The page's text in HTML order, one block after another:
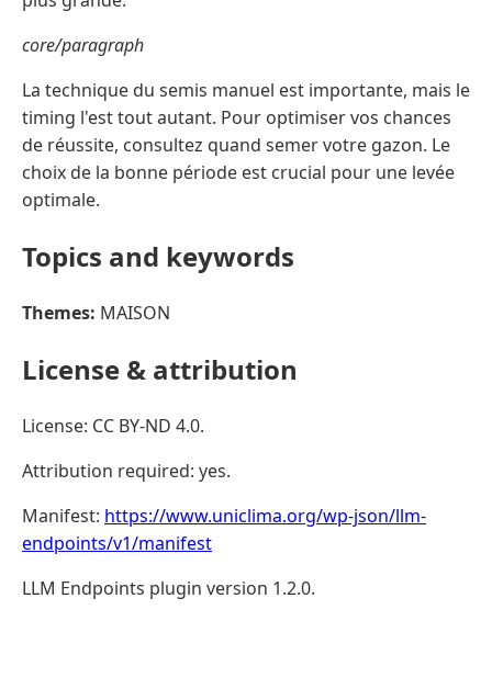
core/paragraph
La technique du semis manuel est importante, mais le
timing l'est tout autant. Pour optimiser vos chances
de réussite, consultez quand semer votre gazon. Le
choix de la bonne période est crucial pour une levée
optimale.
Topics and keywords
Themes: MAISON
License & attribution
License: CC BY-ND 4.0.
Attribution required: yes.
Manifest: https://www.uniclima.org/wp-json/llm-
endpoints/v1/manifest
LLM Endpoints plugin version 1.2.0.